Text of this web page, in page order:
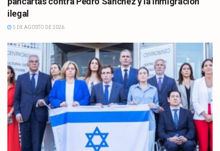
ilegal
5 DE AGOSTO DE 2026